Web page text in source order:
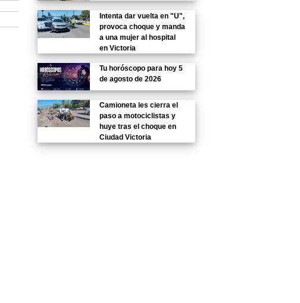
Intenta dar vuelta en "U",
provoca choque y manda
a una mujer al hospital
en Victoria
Tu horóscopo para hoy 5
de agosto de 2026
Camioneta les cierra el
paso a motociclistas y
huye tras el choque en
Ciudad Victoria